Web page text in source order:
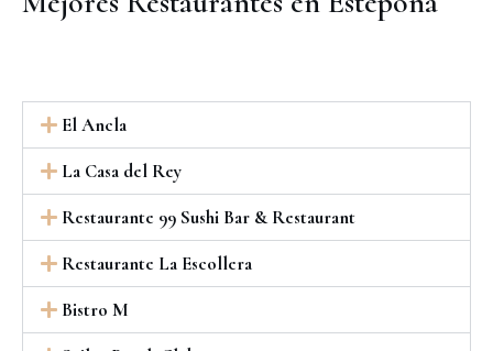
El Ancla
La Casa del Rey
Restaurante 99 Sushi Bar & Restaurant
Restaurante La Escollera
Bistro M